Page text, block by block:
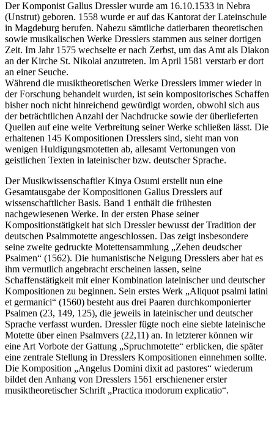
Der Komponist Gallus Dressler wurde am 16.10.1533 in Nebra
(Unstrut) geboren. 1558 wurde er auf das Kantorat der Lateinschule
in Magdeburg berufen. Nahezu sämtliche datierbaren theoretischen
sowie musikalischen Werke Dresslers stammen aus seiner dortigen
Zeit. Im Jahr 1575 wechselte er nach Zerbst, um das Amt als Diakon
an der Kirche St. Nikolai anzutreten. Im April 1581 verstarb er dort
an einer Seuche.
Während die musiktheoretischen Werke Dresslers immer wieder in
der Forschung behandelt wurden, ist sein kompositorisches Schaffen
bisher noch nicht hinreichend gewürdigt worden, obwohl sich aus
der beträchtlichen Anzahl der Nachdrucke sowie der überlieferten
Quellen auf eine weite Verbreitung seiner Werke schließen lässt. Die
erhaltenen 145 Kompositionen Dresslers sind, sieht man von
wenigen Huldigungsmotetten ab, allesamt Vertonungen von
geistlichen Texten in lateinischer bzw. deutscher Sprache.
Der Musikwissenschaftler Kinya Osumi erstellt nun eine
Gesamtausgabe der Kompositionen Gallus Dresslers auf
wissenschaftlicher Basis. Band 1 enthält die frühesten
nachgewiesenen Werke. In der ersten Phase seiner
Kompositionstätigkeit hat sich Dressler bewusst der Tradition der
deutschen Psalmmotette angeschlossen. Das zeigt insbesondere
seine zweite gedruckte Motettensammlung „Zehen deudscher
Psalmen“ (1562). Die humanistische Neigung Dresslers aber hat es
ihm vermutlich angebracht erscheinen lassen, seine
Schaffenstätigkeit mit einer Kombination lateinischer und deutscher
Kompositionen zu beginnen. Sein erstes Werk „Aliquot psalmi latini
et germanici“ (1560) besteht aus drei Paaren durchkomponierter
Psalmen (23, 149, 125), die jeweils in lateinischer und deutscher
Sprache verfasst wurden. Dressler fügte noch eine siebte lateinische
Motette über einen Psalmvers (22,11) an. In letzterer können wir
eine Art Vorbote der Gattung „Spruchmotette“ erblicken, die später
eine zentrale Stellung in Dresslers Kompositionen einnehmen sollte.
Die Komposition „Angelus Domini dixit ad pastores“ wiederum
bildet den Anhang von Dresslers 1561 erschienener erster
musiktheoretischer Schrift „Practica modorum explicatio“.